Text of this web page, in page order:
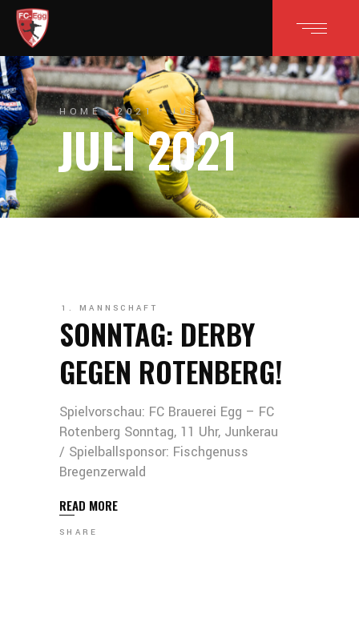
HOME 2021 JULI
JULI 2021
1. MANNSCHAFT
SONNTAG: DERBY
GEGEN ROTENBERG!
Spielvorschau: FC Brauerei Egg – FC
Rotenberg Sonntag, 11 Uhr, Junkerau
/ Spielballsponsor: Fischgenuss
Bregenzerwald
READ MORE
SHARE